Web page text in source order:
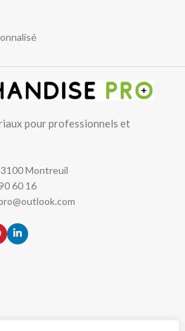
pour professionnels et
Montreuil
60 16